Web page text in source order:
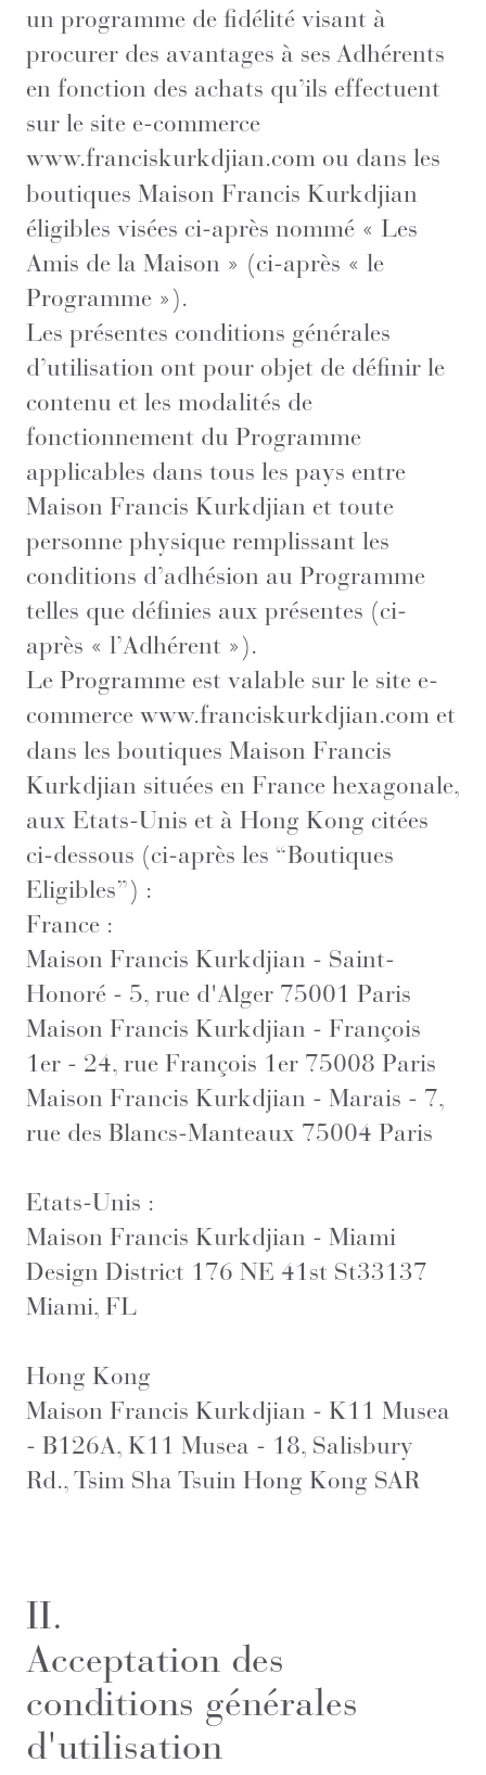
un programme de fidélité visant à
procurer des avantages à ses Adhérents
en fonction des achats qu’ils effectuent
sur le site e-commerce
www.franciskurkdjian.com ou dans les
boutiques Maison Francis Kurkdjian
éligibles visées ci-après nommé « Les
Amis de la Maison » (ci-après « le
Programme »).
Les présentes conditions générales
d’utilisation ont pour objet de définir le
contenu et les modalités de
fonctionnement du Programme
applicables dans tous les pays entre
Maison Francis Kurkdjian et toute
personne physique remplissant les
conditions d’adhésion au Programme
telles que définies aux présentes (ci-
après « l’Adhérent »).
Le Programme est valable sur le site e-
commerce www.franciskurkdjian.com et
dans les boutiques Maison Francis
Kurkdjian situées en France hexagonale,
aux Etats-Unis et à Hong Kong citées
ci-dessous (ci-après les “Boutiques
Eligibles”) :
France :
Maison Francis Kurkdjian - Saint-
Honoré - 5, rue d'Alger 75001 Paris
Maison Francis Kurkdjian - François
1er - 24, rue François 1er 75008 Paris
Maison Francis Kurkdjian - Marais - 7,
rue des Blancs-Manteaux 75004 Paris
Etats-Unis :
Maison Francis Kurkdjian - Miami
Design District 176 NE 41st St33137
Miami, FL
Hong Kong
Maison Francis Kurkdjian - K11 Musea
- B126A, K11 Musea - 18, Salisbury
Rd., Tsim Sha Tsuin Hong Kong SAR
II.
Acceptation des
conditions générales
d'utilisation